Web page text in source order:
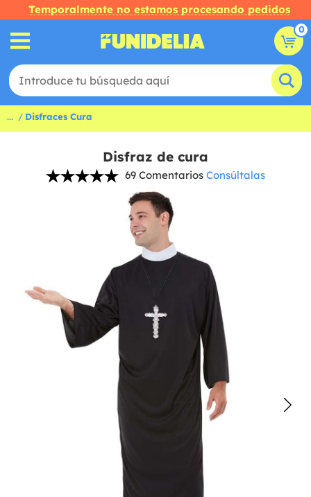
Temporalmente no estamos procesando pedidos
0
... Disfraces Cura
Disfraz de cura
69 Comentarios Consúltalas